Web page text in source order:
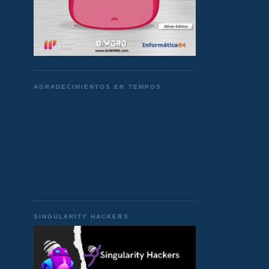
AGRADECIMIENTOS EN TEMPOS
SINGULARITY HACKERS